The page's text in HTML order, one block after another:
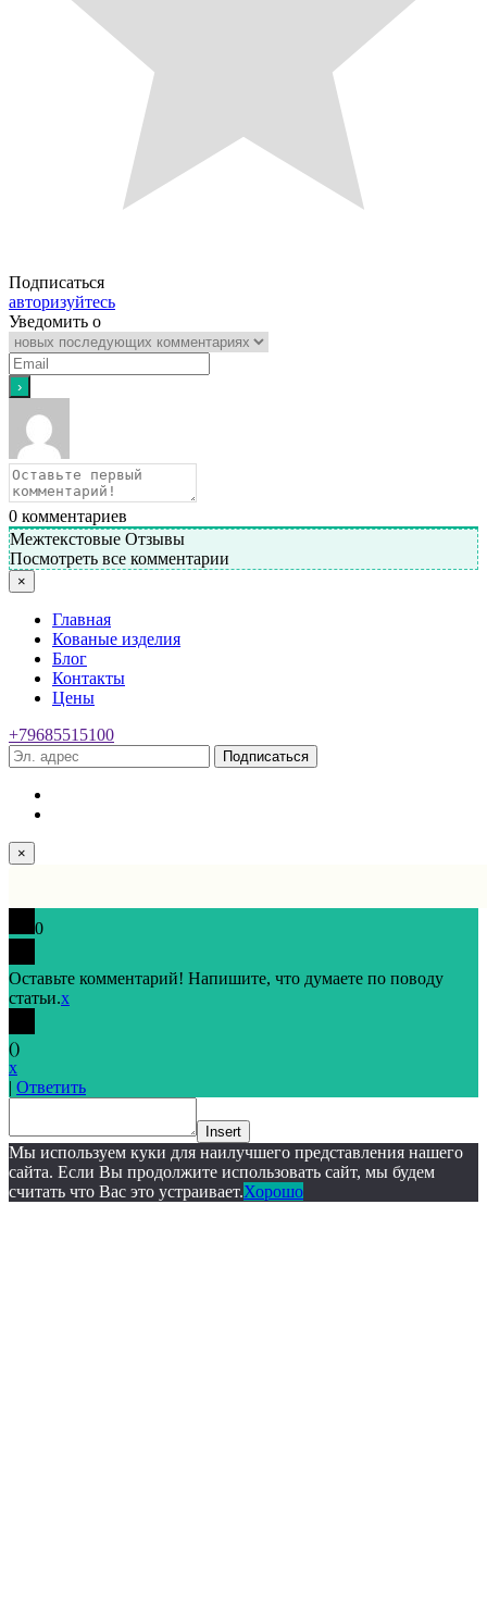
Подписаться
авторизуйтесь
Уведомить о
0 комментариев
Межтекстовые Отзывы
Посмотреть все комментарии
×
Главная
Кованые изделия
Блог
Контакты
Цены
+79685515100
Подписаться
×
0
Оставьте комментарий! Напишите, что думаете по поводу
статьи.x
()
x
| Ответить
Insert
Мы используем куки для наилучшего представления нашего
сайта. Если Вы продолжите использовать сайт, мы будем
считать что Вас это устраивает.Хорошо